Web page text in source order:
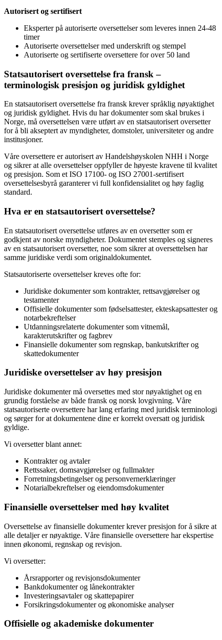
Autorisert og sertifisert
Eksperter på autoriserte oversettelser som leveres innen 24-48
timer
Autoriserte oversettelser med underskrift og stempel
Autoriserte og sertifiserte oversettere for over 50 land
Statsautorisert oversettelse fra fransk –
terminologisk presisjon og juridisk gyldighet
En statsautorisert oversettelse fra fransk krever språklig nøyaktighet
og juridisk gyldighet. Hvis du har dokumenter som skal brukes i
Norge, må oversettelsen være utført av en statsautorisert oversetter
for å bli akseptert av myndigheter, domstoler, universiteter og andre
institusjoner.
Våre oversettere er autorisert av Handelshøyskolen NHH i Norge
og sikrer at alle oversettelser oppfyller de høyeste kravene til kvalitet
og presisjon. Som et ISO 17100- og ISO 27001-sertifisert
oversettelsesbyrå garanterer vi full konfidensialitet og høy faglig
standard.
Hva er en statsautorisert oversettelse?
En statsautorisert oversettelse utføres av en oversetter som er
godkjent av norske myndigheter. Dokumentet stemples og signeres
av en statsautorisert oversetter, noe som sikrer at oversettelsen har
samme juridiske verdi som originaldokumentet.
Statsautoriserte oversettelser kreves ofte for:
Juridiske dokumenter som kontrakter, rettsavgjørelser og
testamenter
Offisielle dokumenter som fødselsattester, ekteskapsattester og
notarbekreftelser
Utdanningsrelaterte dokumenter som vitnemål,
karakterutskrifter og fagbrev
Finansielle dokumenter som regnskap, bankutskrifter og
skattedokumenter
Juridiske oversettelser av høy presisjon
Juridiske dokumenter må oversettes med stor nøyaktighet og en
grundig forståelse av både fransk og norsk lovgivning. Våre
statsautoriserte oversettere har lang erfaring med juridisk terminologi
og sørger for at dokumentene dine er korrekt oversatt og juridisk
gyldige.
Vi oversetter blant annet:
Kontrakter og avtaler
Rettssaker, domsavgjørelser og fullmakter
Forretningsbetingelser og personvernerklæringer
Notarialbekreftelser og eiendomsdokumenter
Finansielle oversettelser med høy kvalitet
Oversettelse av finansielle dokumenter krever presisjon for å sikre at
alle detaljer er nøyaktige. Våre finansielle oversettere har ekspertise
innen økonomi, regnskap og revisjon.
Vi oversetter:
Årsrapporter og revisjonsdokumenter
Bankdokumenter og lånekontrakter
Investeringsavtaler og skattepapirer
Forsikringsdokumenter og økonomiske analyser
Offisielle og akademiske dokumenter